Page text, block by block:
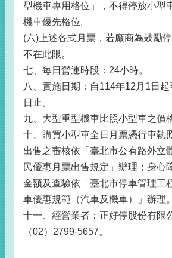
型機車專用格位」，不得停放小型
機車優先格位。
(六)上述各式月票，若廠商為鼓勵
不在此限。
七、每日營運時段：24小時。
八、實施日期：自114年12月1日
日止。
九、大型重型機車比照小型車之價
十、購買小型車全日月票憑行車執
出售之審核依「臺北市公有路外立
民優惠月票出售規定」辦理；身心
金額及查驗依「臺北市停車管理工
車優惠規範（汽車及機車）」辦理。
十一、經營業者：正好停股份有限
（02）2799-5657。